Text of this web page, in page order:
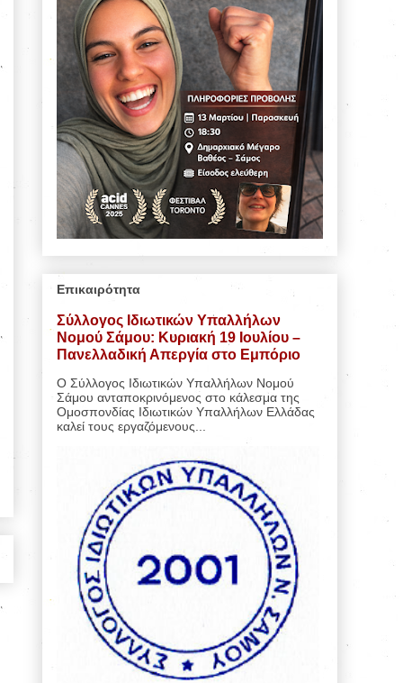
Επικαιρότητα
Σύλλογος Ιδιωτικών Υπαλλήλων
Νομού Σάμου: Κυριακή 19 Ιουλίου –
Πανελλαδική Απεργία στο Εμπόριο
Ο Σύλλογος Ιδιωτικών Υπαλλήλων Νομού
Σάμου ανταποκρινόμενος στο κάλεσμα της
Ομοσπονδίας Ιδιωτικών Υπαλλήλων Ελλάδας
καλεί τους εργαζόμενους...